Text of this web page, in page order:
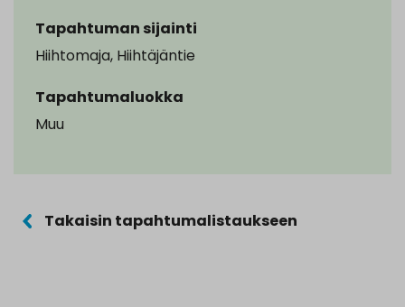
Tapahtuman sijainti
Hiihtomaja, Hiihtäjäntie
Tapahtumaluokka
Muu
Takaisin tapahtumalistaukseen